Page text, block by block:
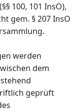
100, 101 InsO),
gem. § 207 InsO
werden
dem
geprüft